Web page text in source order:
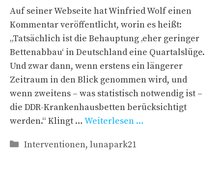
Auf seiner Webseite hat Winfried Wolf einen
Kommentar veröffentlicht, worin es heißt:
„Tatsächlich ist die Behauptung ‚eher geringer
Bettenabbau‘ in Deutschland eine Quartalslüge.
Und zwar dann, wenn erstens ein längerer
Zeitraum in den Blick genommen wird, und
wenn zweitens – was statistisch notwendig ist –
die DDR-Krankenhausbetten berücksichtigt
werden.“ Klingt … Weiterlesen …
Kategorien
Interventionen, lunapark21